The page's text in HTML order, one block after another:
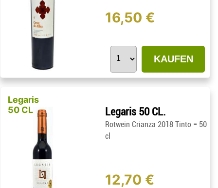
16,50 €
KAUFEN
Legaris
50 CL
Legaris 50 CL.
Rotwein Crianza 2018 Tinto - 50
cl
12,70 €